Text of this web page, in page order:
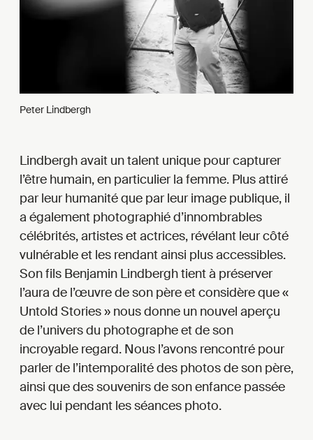
Peter Lindbergh
Lindbergh avait un talent unique pour capturer
l’être humain, en particulier la femme. Plus attiré
par leur humanité que par leur image publique, il
a également photographié d’innombrables
célébrités, artistes et actrices, révélant leur côté
vulnérable et les rendant ainsi plus accessibles.
Son fils Benjamin Lindbergh tient à préserver
l’aura de l’œuvre de son père et considère que «
Untold Stories » nous donne un nouvel aperçu
de l’univers du photographe et de son
incroyable regard. Nous l’avons rencontré pour
parler de l’intemporalité des photos de son père,
ainsi que des souvenirs de son enfance passée
avec lui pendant les séances photo.